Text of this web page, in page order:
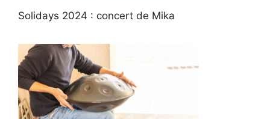
Solidays 2024 : concert de Mika